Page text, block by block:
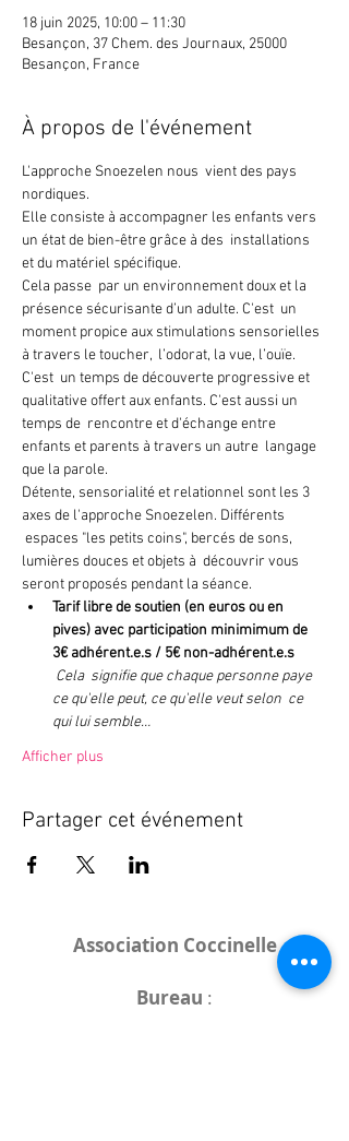
18 juin 2025, 10:00 – 11:30
Besançon, 37 Chem. des Journaux, 25000
Besançon, France
À propos de l'événement
L'approche Snoezelen nous  vient des pays
nordiques.
Elle consiste à accompagner les enfants vers
un état de bien-être grâce à des  installations
et du matériel spécifique.
Cela passe  par un environnement doux et la
présence sécurisante d’un adulte. C'est  un
moment propice aux stimulations sensorielles
à travers le toucher,  l’odorat, la vue, l’ouïe.
C'est  un temps de découverte progressive et
qualitative offert aux enfants. C'est aussi un
temps de  rencontre et d'échange entre
enfants et parents à travers un autre  langage
que la parole.
Détente, sensorialité et relationnel sont les 3
axes de l'approche Snoezelen. Différents
espaces "les petits coins", bercés de sons,
lumières douces et objets à  découvrir vous
seront proposés pendant la séance.
Tarif libre de soutien (en euros ou en
pives) avec participation minimimum de
3€ adhérent.e.s / 5€ non-adhérent.e.s
Cela  signifie que chaque personne paye
ce qu'elle peut, ce qu'elle veut selon  ce
qui lui semble…
Afficher plus
Partager cet événement
Association Coccinelle
Bureau :